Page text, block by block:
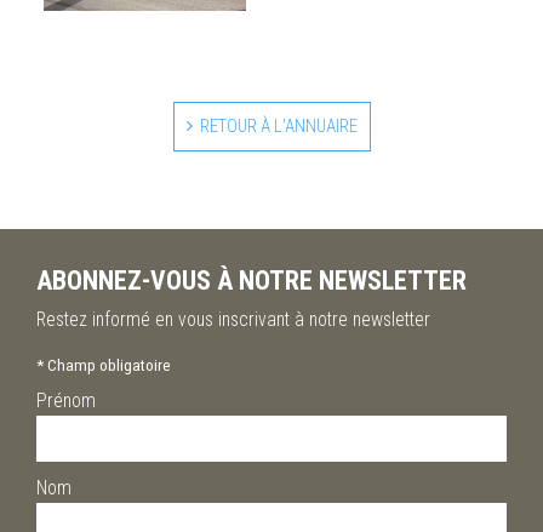
RETOUR À L'ANNUAIRE
ABONNEZ-VOUS À NOTRE NEWSLETTER
Restez informé en vous inscrivant à notre newsletter
*Champ obligatoire
Prénom
Nom